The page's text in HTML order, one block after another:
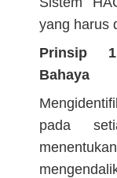
yang harus
Prinsip
Bahaya
pada